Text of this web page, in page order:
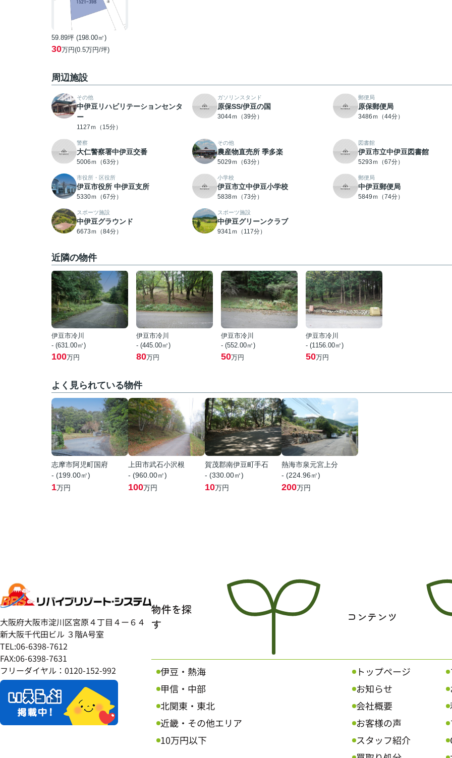
59.89坪 (198.00㎡)
30万円(0.5万円/坪)
周辺施設
その他
中伊豆リハビリテーションセンタ
ー
1127ｍ（15分）
ガソリンスタンド
原保SS/伊豆の国
3044ｍ（39分）
郵便局
原保郵便局
3486ｍ（44分）
警察
大仁警察署中伊豆交番
5006ｍ（63分）
その他
農産物直売所 季多楽
5029ｍ（63分）
図書館
伊豆市立中伊豆図書館
5293ｍ（67分）
市役所・区役所
伊豆市役所 中伊豆支所
5330ｍ（67分）
小学校
伊豆市立中伊豆小学校
5838ｍ（73分）
郵便局
中伊豆郵便局
5849ｍ（74分）
スポーツ施設
中伊豆グラウンド
6673ｍ（84分）
スポーツ施設
中伊豆グリーンクラブ
9341ｍ（117分）
近隣の物件
伊豆市冷川
- (631.00㎡)
100万円
伊豆市冷川
- (445.00㎡)
80万円
伊豆市冷川
- (552.00㎡)
50万円
伊豆市冷川
- (1156.00㎡)
50万円
よく見られている物件
志摩市阿児町国府
- (199.00㎡)
1万円
上田市武石小沢根
- (960.00㎡)
100万円
賀茂郡南伊豆町手石
- (330.00㎡)
10万円
熱海市泉元宮上分
- (224.96㎡)
200万円
大阪府大阪市淀川区宮原４丁目４ー６４
新大阪千代田ビル ３階A号室
TEL:06-6398-7612
FAX:06-6398-7631
フリーダイヤル：0120-152-992
物件を探
す
伊豆・熱海
甲信・中部
北関東・東北
近畿・その他エリア
10万円以下
コンテンツ
トップページ
お知らせ
会社概要
お客様の声
スタッフ紹介